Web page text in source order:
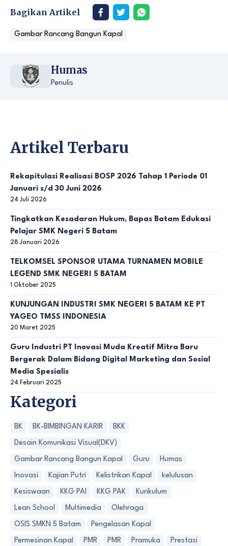
Bagikan Artikel
Gambar Rancang Bangun Kapal
Humas
Penulis
Artikel Terbaru
Rekapitulasi Realisasi BOSP 2026 Tahap 1 Periode 01
Januari s/d 30 Juni 2026
24 Juli 2026
Tingkatkan Kesadaran Hukum, Bapas Batam Edukasi
Pelajar SMK Negeri 5 Batam
28 Januari 2026
TELKOMSEL SPONSOR UTAMA TURNAMEN MOBILE
LEGEND SMK NEGERI 5 BATAM
1 Oktober 2025
KUNJUNGAN INDUSTRI SMK NEGERI 5 BATAM KE PT
YAGEO TMSS INDONESIA
20 Maret 2025
Guru Industri PT Inovasi Muda Kreatif Mitra Baru
Bergerak Dalam Bidang Digital Marketing dan Sosial
Media Spesialis
24 Februari 2025
Kategori
BK BK-BIMBINGAN KARIR BKK
Desain Komunikasi Visual(DKV)
Gambar Rancang Bangun Kapal Guru Humas
Inovasi Kajian Putri Kelistrikan Kapal kelulusan
Kesiswaan KKG PAI KKG PAK Kurikulum
Lean School Multimedia Olehraga
OSIS SMKN 5 Batam Pengelasan Kapal
Permesinan Kapal PMR PMR Pramuka Prestasi